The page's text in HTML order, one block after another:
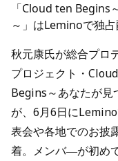
「Cloud ten Begins
～」はLeminoで独占
秋元康氏が総合プロ
プロジェクト・
Begins～あなたが見
が、6月6日に
表会や各地でのお披
着。メンバ―が初め